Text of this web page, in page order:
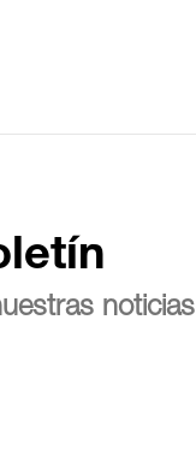
noticias